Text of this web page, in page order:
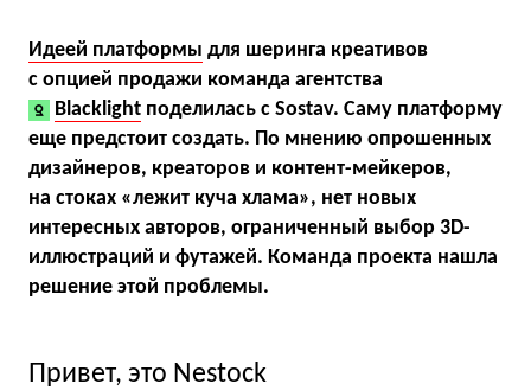
Идеей платформы для шеринга креативов
с опцией продажи команда агентства
Blacklight поделилась с Sostav. Саму платформу
еще предстоит создать. По мнению опрошенных
дизайнеров, креаторов и контент-мейкеров,
на стоках «лежит куча хлама», нет новых
интересных авторов, ограниченный выбор 3D-
иллюстраций и футажей. Команда проекта нашла
решение этой проблемы.
Привет, это Nestock